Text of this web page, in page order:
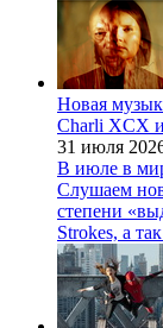
Новая
Charli XCX
31 июля
В июле в
Слушаем
степени
Strokes, а